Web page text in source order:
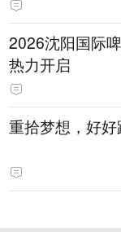
2026沈阳国际
热力开启
重拾梦想，好